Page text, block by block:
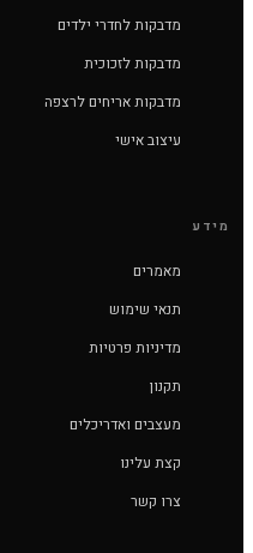
מדבקות לחדרי ילדים
מדבקות לזכוכית
מדבקות אריחים לרצפה
עיצוב אישי
מידע
מאמרים
תנאי שימוש
מדיניות פרטיות
תקנון
מעצבים ואדריכלים
קצת עלינו
צרו קשר